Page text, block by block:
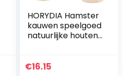
HORYDIA Hamster
kauwen speelgoed
natuurlijke houten
speelgoed voor
€16.15